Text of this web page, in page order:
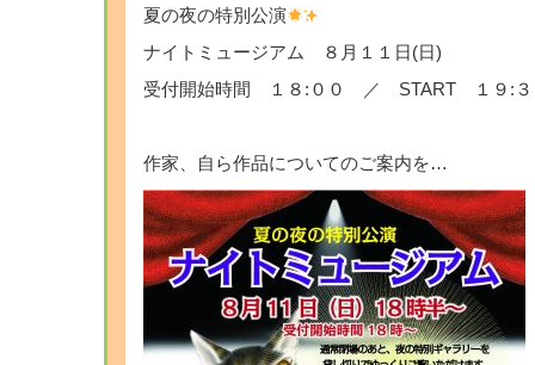
夏の夜の特別公演
ナイトミュージアム ８月１１日(日)
受付開始時間 １８:００ ／ START １９:３
作家、自ら作品についてのご案内を…